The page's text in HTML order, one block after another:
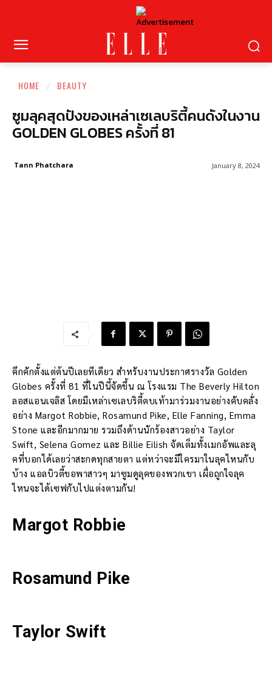
HOME BEAUTY
ซูมลุคสุดปังของเหล่าเซเลบริตี้คนดังในงาน
GOLDEN GLOBES ครั้งที่ 81
January 8, 2024
Tann Phatchara
คึกคักตั้งแต่ต้นปีเลยทีเดียว สำหรับงานประกาศรางวัล Golden
Globes ครั้งที่ 81 ที่ในปีนี้จัดขึ้น ณ โรงแรม The Beverly Hilton
ลอสแอนเจลิส โดยมีเหล่าเซเลบริตี้ตบเท้ามาร่วมงานอย่างคับคลั่ง
อย่าง Margot Robbie, Rosamund Pike, Elle Fanning, Emma
Stone และอีกมากมาย รวมถึงด้านนักร้องสาวอย่าง Taylor
Swift, Selena Gomez และ Billie Eilish จัดเต็มทั้งเมกอัพและลุ
คที่บอกได้เลยว่าสะกดทุกสายตา แต่ทว่าจะมีใครมาในลุคไหนกับ
บ้าง แอลบิวตี้ขอพาสาวๆ มาซูมดูลุคของพวกเขา เผื่อถูกใจลุค
ไหนจะได้เซฟกับไปแต่งตามกัน!
Margot Robbie
Rosamund Pike
Taylor Swift